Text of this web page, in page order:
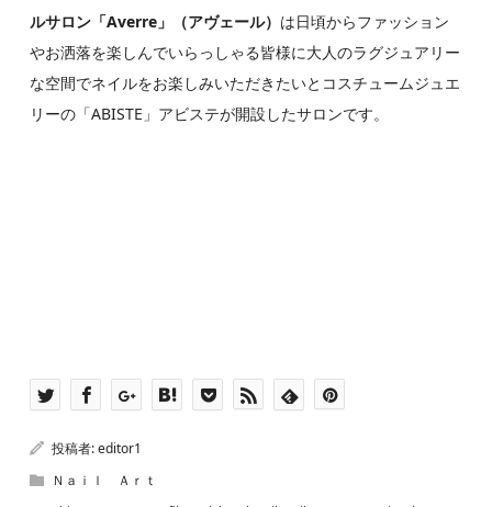
ルサロン「Averre 」（アヴェール） は日頃からファッション
やお洒落を楽しんでいらっしゃる皆様に大人のラグジュアリー
な空間でネイルをお楽しみいただきたいとコスチュームジュエ
リーの「ABISTE」アビステが開設したサロンです。
投稿者:editor1
Ｎａｉｌ Ａｒｔ